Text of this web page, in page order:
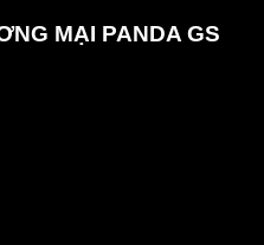
MẠI PANDA GS